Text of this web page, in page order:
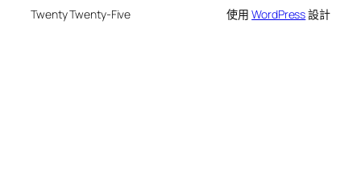
Twenty Twenty-Five 使用WordPress設計